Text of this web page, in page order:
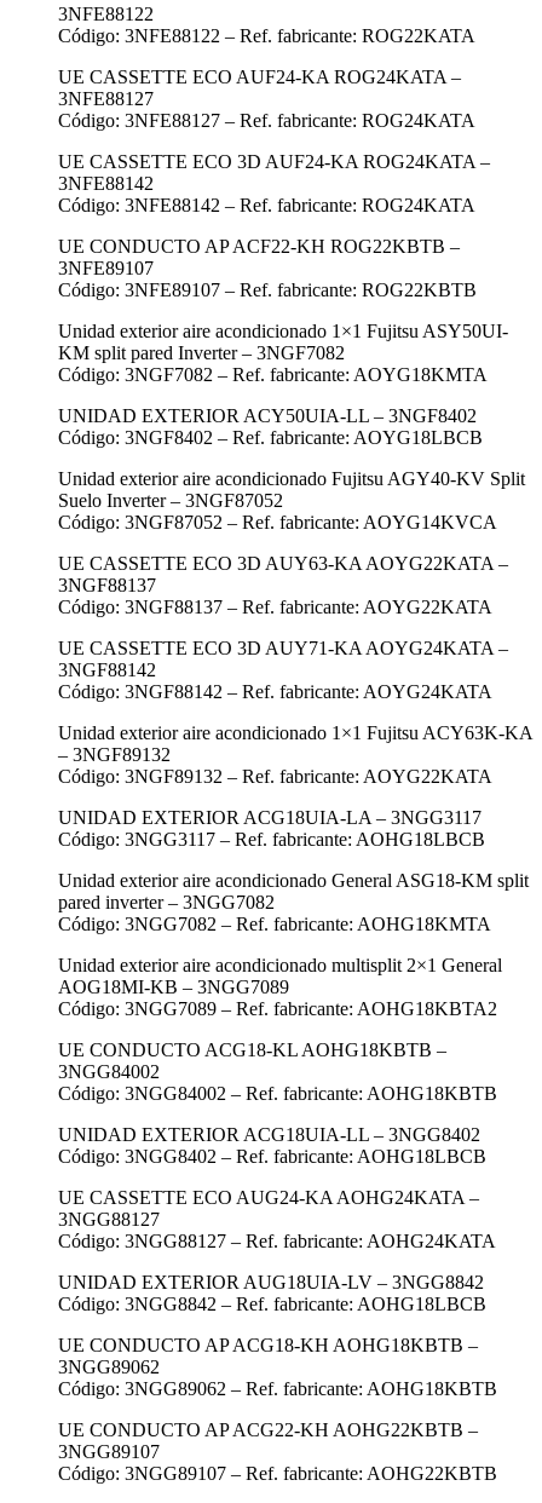
3NFE88122
Código: 3NFE88122 – Ref. fabricante: ROG22KATA
UE CASSETTE ECO AUF24-KA ROG24KATA –
3NFE88127
Código: 3NFE88127 – Ref. fabricante: ROG24KATA
UE CASSETTE ECO 3D AUF24-KA ROG24KATA –
3NFE88142
Código: 3NFE88142 – Ref. fabricante: ROG24KATA
UE CONDUCTO AP ACF22-KH ROG22KBTB –
3NFE89107
Código: 3NFE89107 – Ref. fabricante: ROG22KBTB
Unidad exterior aire acondicionado 1×1 Fujitsu ASY50UI-
KM split pared Inverter – 3NGF7082
Código: 3NGF7082 – Ref. fabricante: AOYG18KMTA
UNIDAD EXTERIOR ACY50UIA-LL – 3NGF8402
Código: 3NGF8402 – Ref. fabricante: AOYG18LBCB
Unidad exterior aire acondicionado Fujitsu AGY40-KV Split
Suelo Inverter – 3NGF87052
Código: 3NGF87052 – Ref. fabricante: AOYG14KVCA
UE CASSETTE ECO 3D AUY63-KA AOYG22KATA –
3NGF88137
Código: 3NGF88137 – Ref. fabricante: AOYG22KATA
UE CASSETTE ECO 3D AUY71-KA AOYG24KATA –
3NGF88142
Código: 3NGF88142 – Ref. fabricante: AOYG24KATA
Unidad exterior aire acondicionado 1×1 Fujitsu ACY63K-KA
– 3NGF89132
Código: 3NGF89132 – Ref. fabricante: AOYG22KATA
UNIDAD EXTERIOR ACG18UIA-LA – 3NGG3117
Código: 3NGG3117 – Ref. fabricante: AOHG18LBCB
Unidad exterior aire acondicionado General ASG18-KM split
pared inverter – 3NGG7082
Código: 3NGG7082 – Ref. fabricante: AOHG18KMTA
Unidad exterior aire acondicionado multisplit 2×1 General
AOG18MI-KB – 3NGG7089
Código: 3NGG7089 – Ref. fabricante: AOHG18KBTA2
UE CONDUCTO ACG18-KL AOHG18KBTB –
3NGG84002
Código: 3NGG84002 – Ref. fabricante: AOHG18KBTB
UNIDAD EXTERIOR ACG18UIA-LL – 3NGG8402
Código: 3NGG8402 – Ref. fabricante: AOHG18LBCB
UE CASSETTE ECO AUG24-KA AOHG24KATA –
3NGG88127
Código: 3NGG88127 – Ref. fabricante: AOHG24KATA
UNIDAD EXTERIOR AUG18UIA-LV – 3NGG8842
Código: 3NGG8842 – Ref. fabricante: AOHG18LBCB
UE CONDUCTO AP ACG18-KH AOHG18KBTB –
3NGG89062
Código: 3NGG89062 – Ref. fabricante: AOHG18KBTB
UE CONDUCTO AP ACG22-KH AOHG22KBTB –
3NGG89107
Código: 3NGG89107 – Ref. fabricante: AOHG22KBTB